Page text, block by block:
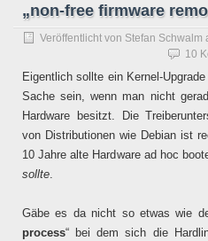
„non-free firmware
Veröffentlicht von Stefan Schwalm
10
Eigentlich sollte ein Kernel-
Sache sein, wenn man nicht
Hardware besitzt. Die
von Distributionen wie Debian ist
10 Jahre alte Hardware ad hoc
sollte
Gäbe es da nicht so etwas wie
process“ bei dem sich die